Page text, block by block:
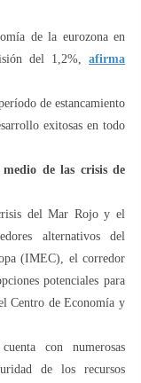
de la eurozona en
del 1,2%, afirma
de estancamiento
exitosas en todo
de las crisis de
del Mar Rojo y el
alternativos del
(IMEC), el corredor
potenciales para
Centro de Economía y
con numerosas
de los recursos